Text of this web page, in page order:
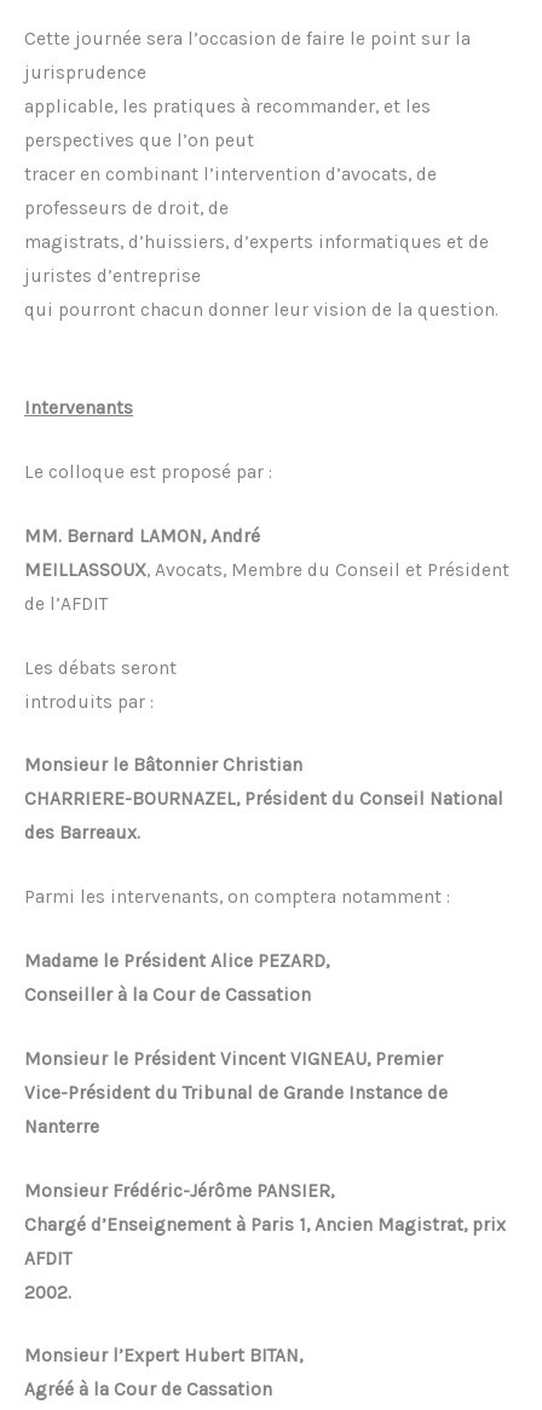
Cette journée sera l’occasion de faire le point sur la
jurisprudence
applicable, les pratiques à recommander, et les
perspectives que l’on peut
tracer en combinant l’intervention d’avocats, de
professeurs de droit, de
magistrats, d’huissiers, d’experts informatiques et de
juristes d’entreprise
qui pourront chacun donner leur vision de la question.
Intervenants
Le colloque est proposé par :
MM. Bernard LAMON, André
MEILLASSOUX, Avocats, Membre du Conseil et Président
de l’AFDIT
Les débats seront
introduits par :
Monsieur le Bâtonnier Christian
CHARRIERE-BOURNAZEL, Président du Conseil National
des Barreaux.
Parmi les intervenants, on comptera notamment :
Madame le Président Alice PEZARD,
Conseiller à la Cour de Cassation
Monsieur le Président Vincent VIGNEAU, Premier
Vice-Président du Tribunal de Grande Instance de
Nanterre
Monsieur Frédéric-Jérôme PANSIER,
Chargé d’Enseignement à Paris 1, Ancien Magistrat, prix
AFDIT
2002.
Monsieur l’Expert Hubert BITAN,
Agréé à la Cour de Cassation